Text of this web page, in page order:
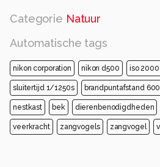
Categorie Natuur
Automatische tags
nikon corporation nikon d500 iso
sluitertijd 1/1250s brandpuntafstand
nestkast bek dierenbenodigdheden
veerkracht zangvogels zangvogel